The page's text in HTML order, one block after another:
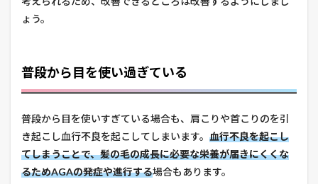
ょう。
普段から目を使い過ぎている
普段から目を使いすぎている場合も、肩こりや首こりのを引
き起こし血行不良を起こしてしまいます。 血行不良を起こし
てしまうことで、髪の毛の成長に必要な栄養が届きにくくな
るためAGAの発症や進行する場合もあります。